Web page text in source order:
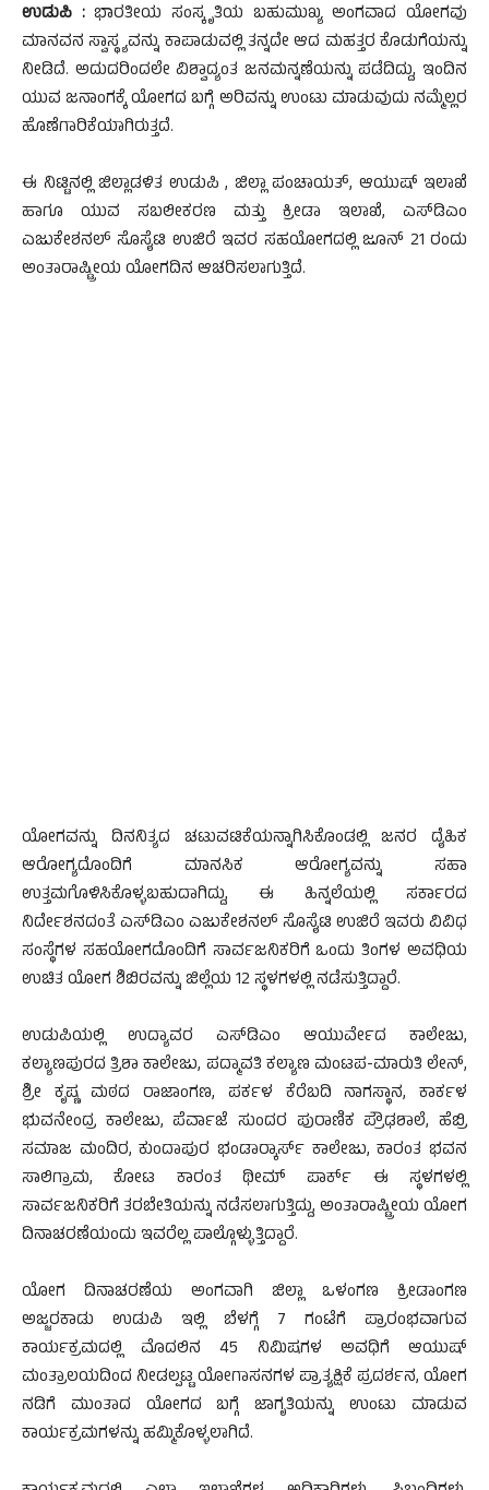
ಉಡುಪಿ :ಭಾರತೀಯ ಸಂಸ್ಕೃತಿಯ ಬಹುಮುಖ್ಯ ಅಂಗವಾದ ಯೋಗವು
ಮಾನವನ ಸ್ವಾಸ್ಥ್ಯವನ್ನು ಕಾಪಾಡುವಲ್ಲಿ ತನ್ನದೇ ಆದ ಮಹತ್ತರ ಕೊಡುಗೆಯನ್ನು
ನೀಡಿದೆ. ಅದುದರಿಂದಲೇ ವಿಶ್ವಾದ್ಯಂತ ಜನಮನ್ನಣೆಯನ್ನು ಪಡೆದಿದ್ದು, ಇಂದಿನ
ಯುವ ಜನಾಂಗಕ್ಕೆ ಯೋಗದ ಬಗ್ಗೆ ಅರಿವನ್ನು ಉಂಟು ಮಾಡುವುದು ನಮ್ಮೆಲ್ಲರ
ಹೊಣೆಗಾರಿಕೆಯಾಗಿರುತ್ತದೆ.
ಈ ನಿಟ್ಟಿನಲ್ಲಿ ಜಿಲ್ಲಾಡಳಿತ ಉಡುಪಿ , ಜಿಲ್ಲಾ ಪಂಚಾಯತ್, ಆಯುಷ್ ಇಲಾಖೆ
ಹಾಗೂ ಯುವ ಸಬಲೀಕರಣ ಮತ್ತು ಕ್ರೀಡಾ ಇಲಾಖೆ, ಎಸ್‍ಡಿಎಂ
ಎಜುಕೇಶನಲ್ ಸೊಸೈಟಿ ಉಜಿರೆ ಇವರ ಸಹಯೋಗದಲ್ಲಿ ಜೂನ್ 21 ರಂದು
ಅಂತಾರಾಷ್ಟ್ರೀಯ ಯೋಗದಿನ ಆಚರಿಸಲಾಗುತ್ತಿದೆ.
ಯೋಗವನ್ನು ದಿನನಿತ್ಯದ ಚಟುವಟಿಕೆಯನ್ನಾಗಿಸಿಕೊಂಡಲ್ಲಿ ಜನರ ದೈಹಿಕ
ಆರೋಗ್ಯದೊಂದಿಗೆ ಮಾನಸಿಕ ಆರೋಗ್ಯವನ್ನು ಸಹಾ
ಉತ್ತಮಗೊಳಿಸಿಕೊಳ್ಳಬಹುದಾಗಿದ್ದು, ಈ ಹಿನ್ನಲೆಯಲ್ಲಿ ಸರ್ಕಾರದ
ನಿರ್ದೇಶನದಂತೆ ಎಸ್‍ಡಿಎಂ ಎಜುಕೇಶನಲ್ ಸೊಸೈಟಿ ಉಜಿರೆ ಇವರು ವಿವಿಧ
ಸಂಸ್ಥೆಗಳ ಸಹಯೋಗದೊಂದಿಗೆ ಸಾರ್ವಜನಿಕರಿಗೆ ಒಂದು ತಿಂಗಳ ಅವಧಿಯ
ಉಚಿತ ಯೋಗ ಶಿಬಿರವನ್ನು ಜಿಲ್ಲೆಯ 12 ಸ್ಥಳಗಳಲ್ಲಿ ನಡೆಸುತ್ತಿದ್ದಾರೆ.
ಉಡುಪಿಯಲ್ಲಿ ಉದ್ಯಾವರ ಎಸ್‍ಡಿಎಂ ಆಯುರ್ವೇದ ಕಾಲೇಜು,
ಕಲ್ಯಾಣಪುರದ ತ್ರಿಶಾ ಕಾಲೇಜು, ಪದ್ಮಾವತಿ ಕಲ್ಯಾಣ ಮಂಟಪ-ಮಾರುತಿ ಲೇನ್,
ಶ್ರೀ ಕೃಷ್ಣ ಮಠದ ರಾಜಾಂಗಣ, ಪರ್ಕಳ ಕೆರೆಬದಿ ನಾಗಸ್ಥಾನ, ಕಾರ್ಕಳ
ಭುವನೇಂದ್ರ ಕಾಲೇಜು, ಪೆರ್ವಾಜೆ ಸುಂದರ ಪುರಾಣಿಕ ಪ್ರೌಢಶಾಲೆ, ಹೆಬ್ರಿ
ಸಮಾಜ ಮಂದಿರ, ಕುಂದಾಪುರ ಭಂಡಾರ್‍ಕಾರ್ಸ್ ಕಾಲೇಜು, ಕಾರಂತ ಭವನ
ಸಾಲಿಗ್ರಾಮ, ಕೋಟ ಕಾರಂತ ಥೀಮ್ ಪಾರ್ಕ್ ಈ ಸ್ಥಳಗಳಲ್ಲಿ
ಸಾರ್ವಜನಿಕರಿಗೆ ತರಬೇತಿಯನ್ನು ನಡೆಸಲಾಗುತ್ತಿದ್ದು, ಅಂತಾರಾಷ್ಟ್ರೀಯ ಯೋಗ
ದಿನಾಚರಣೆಯಂದು ಇವರೆಲ್ಲ ಪಾಲ್ಗೊಳ್ಳುತ್ತಿದ್ದಾರೆ.
ಯೋಗ ದಿನಾಚರಣೆಯ ಅಂಗವಾಗಿ ಜಿಲ್ಲಾ ಒಳಂಗಣ ಕ್ರೀಡಾಂಗಣ
ಅಜ್ಜರಕಾಡು ಉಡುಪಿ ಇಲ್ಲಿ ಬೆಳಗ್ಗೆ 7 ಗಂಟೆಗೆ ಪ್ರಾರಂಭವಾಗುವ
ಕಾರ್ಯಕ್ರಮದಲ್ಲಿ ಮೊದಲಿನ 45 ನಿಮಿಷಗಳ ಅವಧಿಗೆ ಆಯುಷ್
ಮಂತ್ರಾಲಯದಿಂದ ನೀಡಲ್ಪಟ್ಟ ಯೋಗಾಸನಗಳ ಪ್ರಾತ್ಯಕ್ಷಿಕೆ ಪ್ರದರ್ಶನ, ಯೋಗ
ನಡಿಗೆ ಮುಂತಾದ ಯೋಗದ ಬಗ್ಗೆ ಜಾಗೃತಿಯನ್ನು ಉಂಟು ಮಾಡುವ
ಕಾರ್ಯಕ್ರಮಗಳನ್ನು ಹಮ್ಮಿಕೊಳ್ಳಲಾಗಿದೆ.